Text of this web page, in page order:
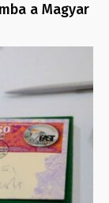
a Magyar